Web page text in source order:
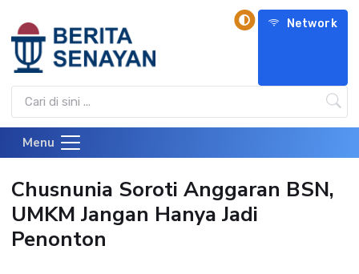
Network
Menu
Chusnunia Soroti Anggaran BSN,
UMKM Jangan Hanya Jadi
Penonton